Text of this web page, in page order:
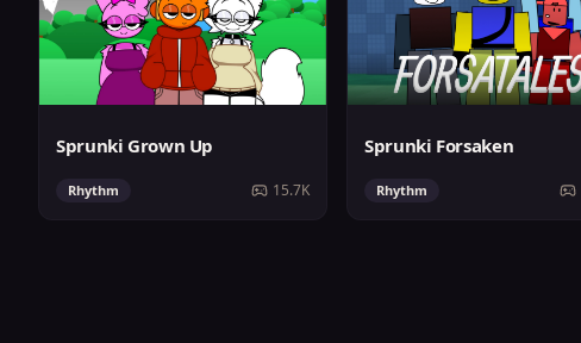
Sprunki Grown Up
Rhythm 15.7K
Sprunki Forsaken
Rhythm